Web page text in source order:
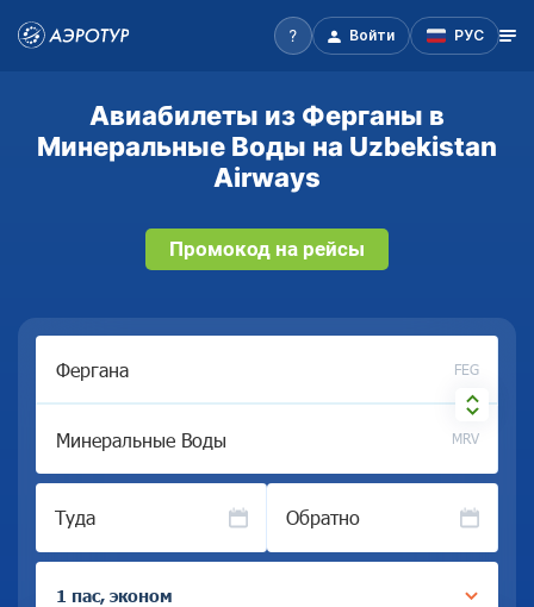
Войти РУС
Авиабилеты из Ферганы в
Минеральные Воды на Uzbekistan
Airways
Промокод на рейсы
FEG
MRV
Туда Обратно
1 пас, эконом